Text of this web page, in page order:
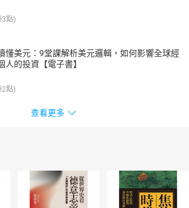
3點)
懂美元：9堂課解析美元邏輯，如何影響全球經
人的投資【電子書】
2點)
查看更多